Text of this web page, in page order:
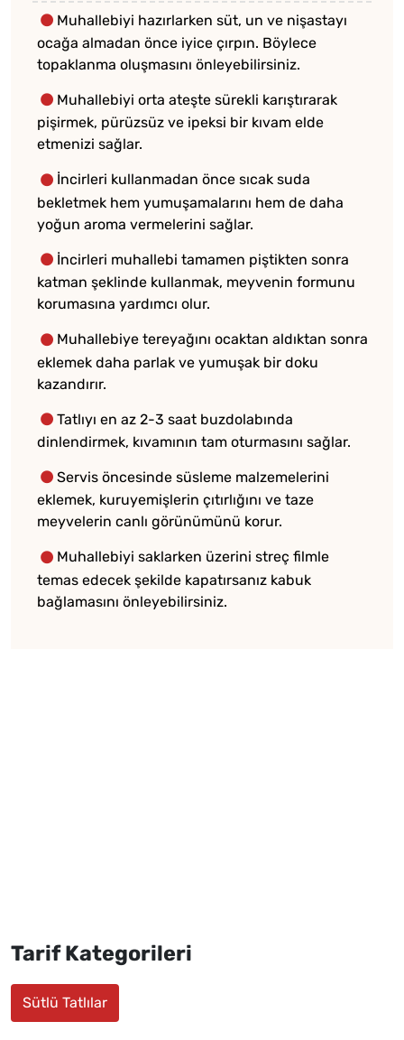
Muhallebiyi hazırlarken süt, un ve nişastayı
ocağa almadan önce iyice çırpın. Böylece
topaklanma oluşmasını önleyebilirsiniz.
Muhallebiyi orta ateşte sürekli karıştırarak
pişirmek, pürüzsüz ve ipeksi bir kıvam elde
etmenizi sağlar.
İncirleri kullanmadan önce sıcak suda
bekletmek hem yumuşamalarını hem de daha
yoğun aroma vermelerini sağlar.
İncirleri muhallebi tamamen piştikten sonra
katman şeklinde kullanmak, meyvenin formunu
korumasına yardımcı olur.
Muhallebiye tereyağını ocaktan aldıktan sonra
eklemek daha parlak ve yumuşak bir doku
kazandırır.
Tatlıyı en az 2-3 saat buzdolabında
dinlendirmek, kıvamının tam oturmasını sağlar.
Servis öncesinde süsleme malzemelerini
eklemek, kuruyemişlerin çıtırlığını ve taze
meyvelerin canlı görünümünü korur.
Muhallebiyi saklarken üzerini streç filmle
temas edecek şekilde kapatırsanız kabuk
bağlamasını önleyebilirsiniz.
Tarif Kategorileri
Sütlü Tatlılar